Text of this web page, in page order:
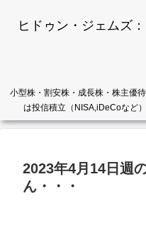
ヒドゥン・ジェムズ
小型株・割安株・成長株・株主優
は投信積立（NISA,iDeCoなど
2023年4月14日週
ん・・・